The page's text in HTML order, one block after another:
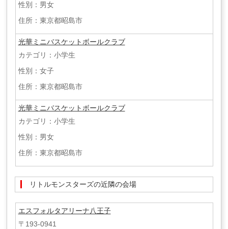
性別：男女
住所：東京都昭島市
光華ミニバスケットボールクラブ
カテゴリ：小学生
性別：女子
住所：東京都昭島市
光華ミニバスケットボールクラブ
カテゴリ：小学生
性別：男女
住所：東京都昭島市
リトルモンスターズの近隣の会場
エスフォルタアリーナ八王子
〒193-0941